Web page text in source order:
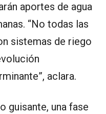
aportes de agua
“No todas las
sistemas de riego
aclara.
guisante, una fase